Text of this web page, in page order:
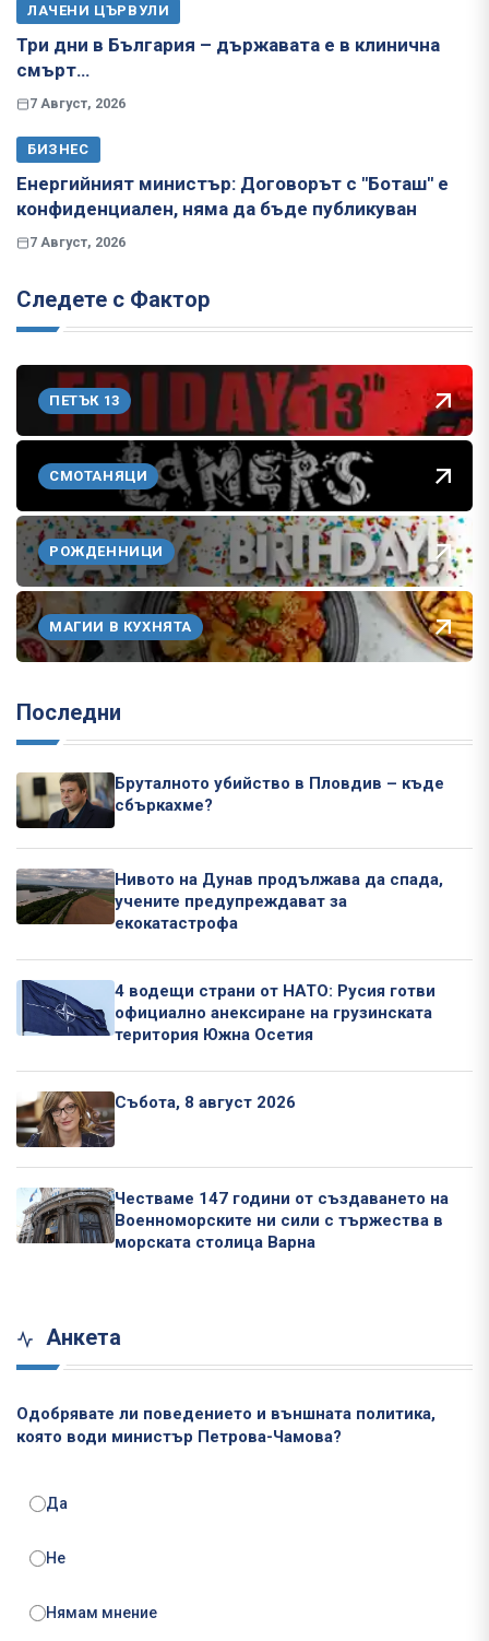
ЛАЧЕНИ ЦЪРВУЛИ
Три дни в България – държавата е в клинична
смърт…
7 Август, 2026
БИЗНЕС
Енергийният министър: Договорът с "Боташ" е
конфиденциален, няма да бъде публикуван
7 Август, 2026
Следете с Фактор
ПЕТЪК 13
СМОТАНЯЦИ
РОЖДЕННИЦИ
МАГИИ В КУХНЯТА
Последни
Бруталното убийство в Пловдив – къде
сбъркахме?
Нивото на Дунав продължава да спада,
учените предупреждават за
екокатастрофа
4 водещи страни от НАТО: Русия готви
официално анексиране на грузинската
територия Южна Осетия
Събота, 8 август 2026
Честваме 147 години от създаването на
Военноморските ни сили с тържества в
морската столица Варна
Анкета
Одобрявате ли поведението и външната политика,
която води министър Петрова-Чамова?
Да
Не
Нямам мнение